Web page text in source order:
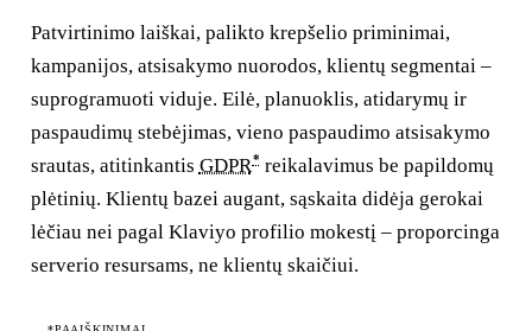
Patvirtinimo laiškai, palikto krepšelio priminimai,
kampanijos, atsisakymo nuorodos, klientų segmentai –
suprogramuoti viduje. Eilė, planuoklis, atidarymų ir
paspaudimų stebėjimas, vieno paspaudimo atsisakymo
srautas, atitinkantis GDPR* reikalavimus be papildomų
plėtinių. Klientų bazei augant, sąskaita didėja gerokai
lėčiau nei pagal Klaviyo profilio mokestį – proporcinga
serverio resursams, ne klientų skaičiui.